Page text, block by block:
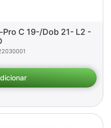
C 19-/Dob 21- L2 -